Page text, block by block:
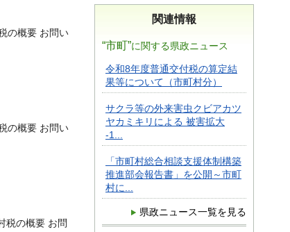
関連情報
“市町”に関する県政ニュース
令和8年度普通交付税の算定結
果等について（市町村分）
サクラ等の外来害虫クビアカツ
ヤカミキリによる 被害拡大
-1...
「市町村総合相談支援体制構築
推進部会報告書」を公開～市町
村に...
県政ニュース一覧を見る
の概要 お問い
の概要 お問い
税の概要 お問